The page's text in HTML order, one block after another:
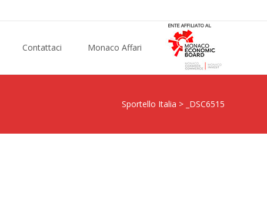
Contattaci Monaco Affari
Sportello Italia > _DSC6515